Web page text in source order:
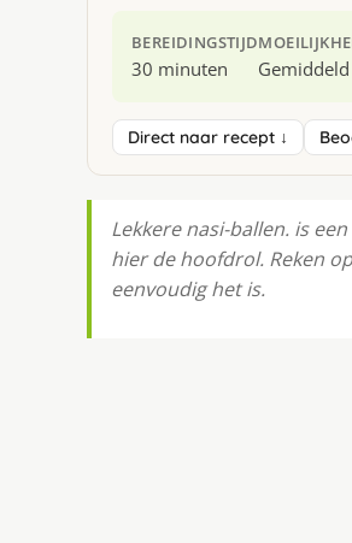
BEREIDINGSTIJD
30 minuten Gemiddeld
Direct naar recept ↓
Lekkere nasi-ballen. is
hier de hoofdrol. Reken
eenvoudig het is.